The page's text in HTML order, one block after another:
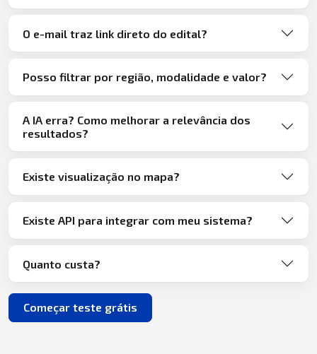
O e-mail traz link direto do edital?
Posso filtrar por região, modalidade e valor?
A IA erra? Como melhorar a relevância dos
resultados?
Existe visualização no mapa?
Existe API para integrar com meu sistema?
Quanto custa?
Começar teste grátis